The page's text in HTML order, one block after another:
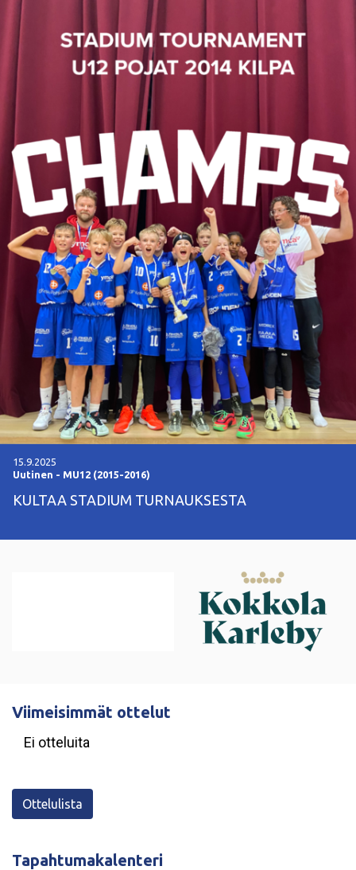
15.9.2025
Uutinen - MU12 (2015-2016)
KULTAA STADIUM TURNAUKSESTA
Viimeisimmät ottelut
Ei otteluita
Ottelulista
Tapahtumakalenteri